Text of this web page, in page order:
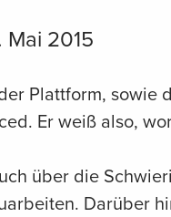
Mai 2015
Plattform,
Er weiß also,
über die
Darüber